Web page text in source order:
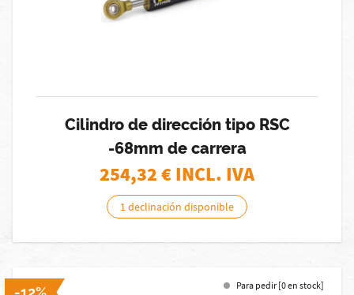
Cilindro de dirección tipo RSC
-68mm de carrera
254,32€ INCL. IVA
1 declinación disponible
Para pedir [0 en stock]